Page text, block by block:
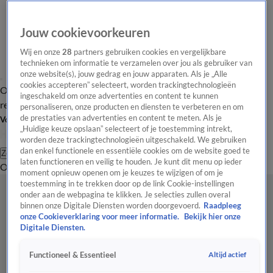
Overzicht Laatste nieuws Regionieuws Het beste van Hart
Tip de
redactie
Volg Hart van Nederland
Zoeken
OverzichtRegioUitzendingenWeerTip de redactiePanelVideo's
Jouw cookievoorkeuren
Wij en onze28 partners gebruiken cookies en vergelijkbare
technieken om informatie te verzamelen over jou als gebruiker van
onze website(s), jouw gedrag en jouw apparaten. Als je „Alle
cookies accepteren” selecteert, worden trackingtechnologieën
ingeschakeld om onze advertenties en content te kunnen
personaliseren, onze producten en diensten te verbeteren en om
de prestaties van advertenties en content te meten. Als je
„Huidige keuze opslaan” selecteert of je toestemming intrekt,
worden deze trackingtechnologieën uitgeschakeld. We gebruiken
dan enkel functionele en essentiële cookies om de website goed te
laten functioneren en veilig te houden. Je kunt dit menu op ieder
moment opnieuw openen om je keuzes te wijzigen of om je
toestemming in te trekken door op de link Cookie-instellingen
onder aan de webpagina te klikken. Je selecties zullen overal
binnen onze Digitale Diensten worden doorgevoerd. Raadpleeg
onze Cookieverklaring voor meer informatie.
Bekijk hier onze
Digitale Diensten.
Functioneel & Essentieel Altijd actief